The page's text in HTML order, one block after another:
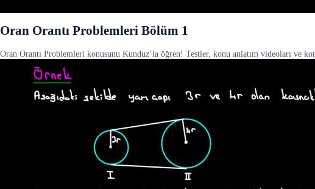
Oran Orantı Problemleri Bölüm 1
Oran Orantı Problemleri konusunu Kunduz’la öğren! Testler, konu anlatım videoları ve